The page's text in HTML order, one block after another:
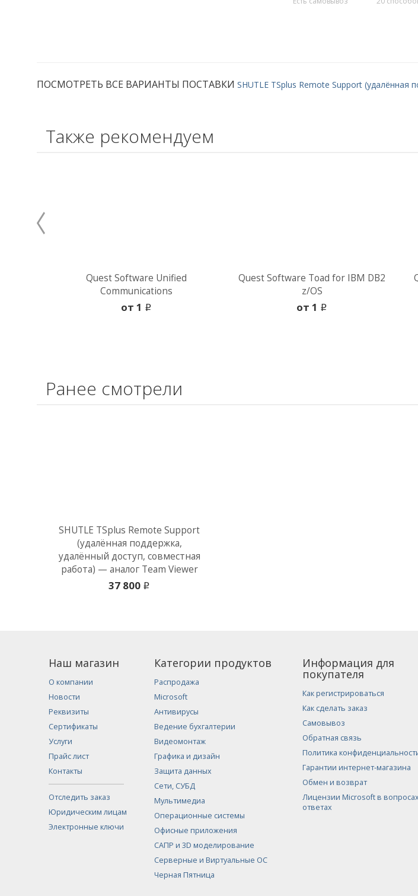
ПОСМОТРЕТЬ ВСЕ ВАРИАНТЫ ПОСТАВКИ SHUTLE TSplus Remote Support
Также рекомендуем
Quest Software Unified
Communications
oт 1 i
Quest Software Toad for IBM DB2
z/OS
oт 1 i
Ранее смотрели
SHUTLE TSplus Remote Support
(удалённая поддержка,
удалённый доступ, совместная
работа) — аналог Team Viewer
37 800 i
Наш магазин
О компании
Новости
Реквизиты
Сертификаты
Услуги
Прайс лист
Контакты
Отследить заказ
Юридическим лицам
Электронные ключи
Категории продуктов
Распродажа
Microsoft
Антивирусы
Ведение бухгалтерии
Видеомонтаж
Графика и дизайн
Защита данных
Сети, СУБД
Мультимедиа
Операционные системы
Офисные приложения
САПР и 3D моделирование
Серверные и Виртуальные ОС
Черная Пятница
Информация для
покупателя
Как регистрироваться
Как сделать заказ
Самовывоз
Обратная связь
Политика
Гарантии интернет-магазина
Обмен и возврат
Лицензии Microsoft в
ответах